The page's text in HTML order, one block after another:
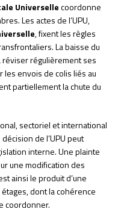
Universellecoordonne
Les actes de l’UPU,
, fixent les règles
La baisse du
réviser régulièrement ses
envois de colis liés au
partiellement la chute du
sectoriel et international
de l’UPU peut
interne. Une plainte
une modification des
ainsi le produit d’une
dont la cohérence
coordonner.